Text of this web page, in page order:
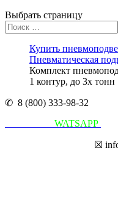
Выбрать страницу
Купить
Пневматическая
Комплект
1 контур, до 3х тонн
✆ 8 (800) 333-98-32
WATSAPP
☒